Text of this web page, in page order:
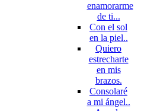
enamorarme
de ti...
Con el sol
en la piel..
Quiero
estrecharte
en mis
brazos.
Consolaré
a mi ángel..